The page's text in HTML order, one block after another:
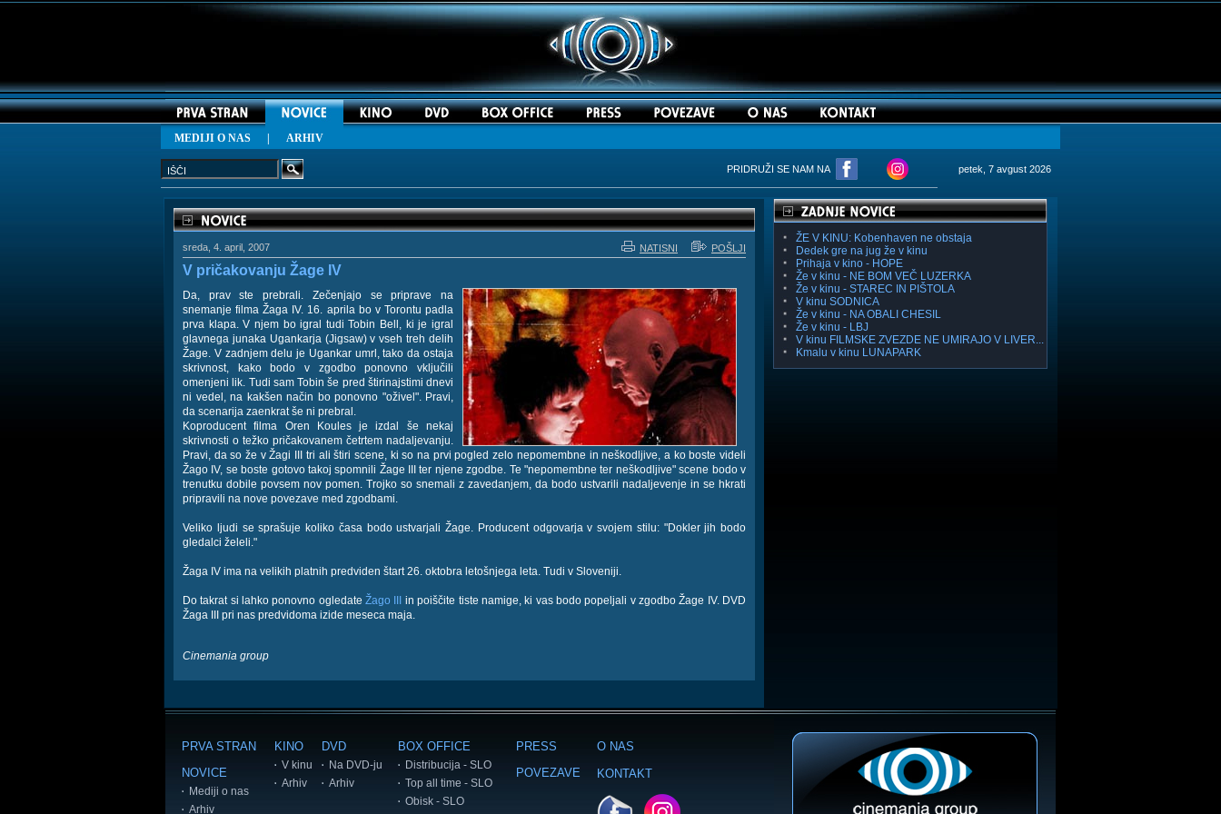
MEDIJI O NAS ARHIV
PRIDRUŽI SE NAM NA petek, 7 avgust 2026
sreda, 4. april, 2007 NATISNI POŠLJI
V pričakovanju Žage IV
Da, prav ste prebrali. Zečenjajo se priprave na
snemanje filma Žaga IV. 16. aprila bo v Torontu padla
prva klapa. V njem bo igral tudi Tobin Bell, ki je igral
glavnega junaka Ugankarja (Jigsaw) v vseh treh delih
Žage. V zadnjem delu je Ugankar umrl, tako da ostaja
skrivnost, kako bodo v zgodbo ponovno vključili
omenjeni lik. Tudi sam Tobin še pred štirinajstimi dnevi
ni vedel, na kakšen način bo ponovno "oživel". Pravi,
da scenarija zaenkrat še ni prebral.
Koproducent filma Oren Koules je izdal še nekaj
skrivnosti o težko pričakovanem četrtem nadaljevanju.
Pravi, da so že v Žagi III tri ali štiri scene, ki so na prvi pogled zelo nepomembne in neškodljive, a ko boste videli
Žago IV, se boste gotovo takoj spomnili Žage III ter njene zgodbe. Te "nepomembne ter neškodljive" scene bodo v
trenutku dobile povsem nov pomen. Trojko so snemali z zavedanjem, da bodo ustvarili nadaljevenje in se hkrati
pripravili na nove povezave med zgodbami.
Veliko ljudi se sprašuje koliko časa bodo ustvarjali Žage. Producent odgovarja v svojem stilu: "Dokler jih bodo
gledalci želeli."
Žaga IV ima na velikih platnih predviden štart 26. oktobra letošnjega leta. Tudi v Sloveniji.
Do takrat si lahko ponovno ogledateŽago III
in poiščite tiste namige, ki vas bodo popeljali v zgodbo Žage IV. DVD
Žaga III pri nas predvidoma izide meseca maja.
Cinemania group
ŽE V KINU: Kobenhaven ne obstaja
Dedek gre na jug že v kinu
Prihaja v kino - HOPE
Že v kinu - NE BOM VEČ LUZERKA
Že v kinu - STAREC IN PIŠTOLA
V kinu SODNICA
Že v kinu - NA OBALI CHESIL
Že v kinu - LBJ
V kinu FILMSKE ZVEZDE NE UMIRAJO V LIVER...
Kmalu v kinu LUNAPARK
PRVA STRAN
NOVICE
Mediji o nas
Arhiv
KINO
V kinu
Arhiv
DVD
Na DVD-ju
Arhiv
BOX OFFICE
Distribucija - SLO
Top all time - SLO
Obisk - SLO
PRESS
POVEZAVE
O NAS
KONTAKT